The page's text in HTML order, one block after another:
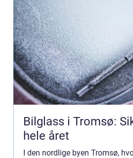
Bilglass i Tromsø:
hele året
I den nordlige byen Tromsø,